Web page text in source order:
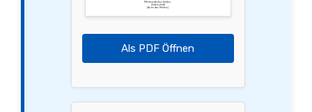
Mit freundlichen Grüßen,
[Unterschrift]
[Name des Mieters]
Als PDF Öffnen